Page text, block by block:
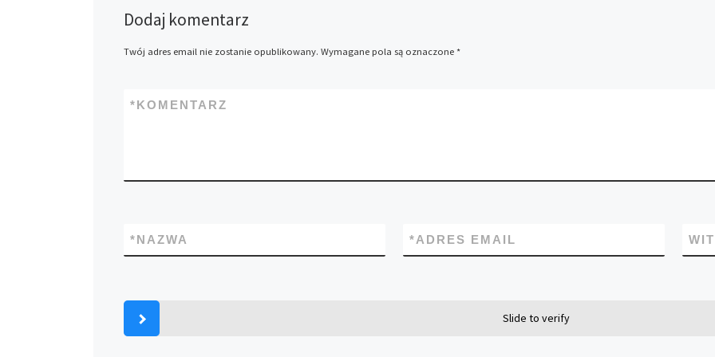
Dodaj komentarz
Twój adres email nie zostanie opublikowany. Wymagane pola są oznaczone *
KOMENTARZ
*
NAZWA
* ADRES EMAIL
*
Slide to verify